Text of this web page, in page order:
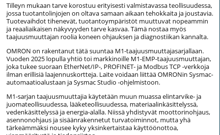
Tilleyn mukaan tarve korostuu erityisesti valmistavassa teollisuudessa,
jossa tuotantolinjojen on oltava samaan aikaan tehokkaita ja joustavia.
Tuotevaihdot tihenevät, tuotantoympäristöt muuttuvat nopeammin
ja reaaliaikaisen näkyvyyden tarve kasvaa. Tämä nostaa myös
taajuusmuuttajan roolia koneen ohjauksen ja diagnostiikan kannalta.
OMRON on rakentanut tätä suuntaa M1-taajuusmuuttajasarjallaan.
Vuoden 2025 lopulla yhtiö toi markkinoille M1-EMP-taajuusmuuttajan,
joka tukee suoraan EtherNet/IP-, PROFINET- ja Modbus TCP -verkkoja
ilman erillisiä laajennuskortteja. Laite voidaan liittää OMRONin Sysmac-
automaatioalustaan ja Sysmac Studio -ohjelmistoon.
M1-sarjan taajuusmuuttajia käytetään muun muassa elintarvike- ja
juomateollisuudessa, lääketeollisuudessa, materiaalinkäsittelyssä,
vedenkäsittelyssä ja energia-alalla. Niissä yhdistyvät moottorinohjaus,
asennonohjaus ja sisäänrakennetut turvatoiminnot, mutta yhä
tärkeämmäksi nousee kyky yksinkertaistaa käyttöönottoa,